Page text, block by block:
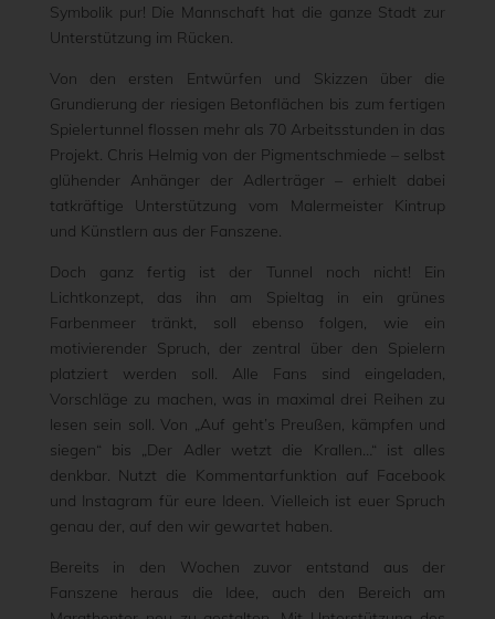
Symbolik pur! Die Mannschaft hat die ganze Stadt zur
Unterstützung im Rücken.
Von den ersten Entwürfen und Skizzen über die
Grundierung der riesigen Betonflächen bis zum fertigen
Spielertunnel flossen mehr als 70 Arbeitsstunden in das
Projekt. Chris Helmig von der Pigmentschmiede – selbst
glühender Anhänger der Adlerträger – erhielt dabei
tatkräftige Unterstützung vom Malermeister Kintrup
und Künstlern aus der Fanszene.
Doch ganz fertig ist der Tunnel noch nicht! Ein
Lichtkonzept, das ihn am Spieltag in ein grünes
Farbenmeer tränkt, soll ebenso folgen, wie ein
motivierender Spruch, der zentral über den Spielern
platziert werden soll. Alle Fans sind eingeladen,
Vorschläge zu machen, was in maximal drei Reihen zu
lesen sein soll. Von „Auf geht’s Preußen, kämpfen und
siegen“ bis „Der Adler wetzt die Krallen…“ ist alles
denkbar. Nutzt die Kommentarfunktion auf Facebook
und Instagram für eure Ideen. Vielleich ist euer Spruch
genau der, auf den wir gewartet haben.
Bereits in den Wochen zuvor entstand aus der
Fanszene heraus die Idee, auch den Bereich am